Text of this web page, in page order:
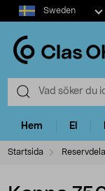
Select
market
Sweden
Hem El
Startsida